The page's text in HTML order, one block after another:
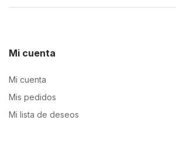
Mi cuenta
Mi cuenta
Mis pedidos
Mi lista de deseos